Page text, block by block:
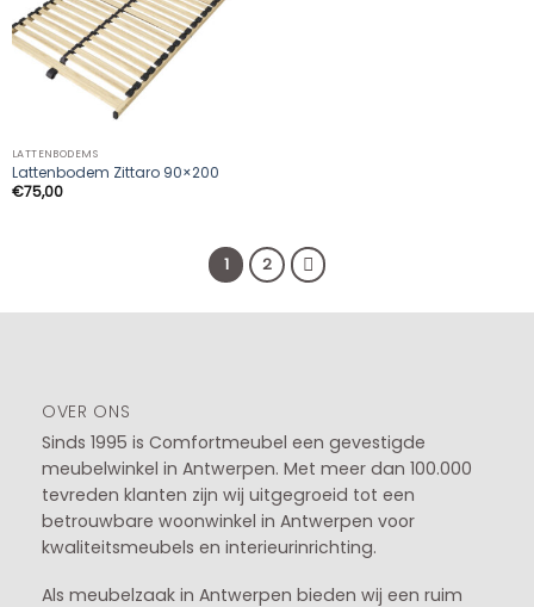
LATTENBODEMS
Lattenbodem Zittaro 90×200
€75,00
1 2
OVER ONS
Sinds 1995 is Comfortmeubel een gevestigde
meubelwinkel in Antwerpen. Met meer dan 100.000
tevreden klanten zijn wij uitgegroeid tot een
betrouwbare woonwinkel in Antwerpen voor
kwaliteitsmeubels en interieurinrichting.
Als meubelzaak in Antwerpen bieden wij een ruim